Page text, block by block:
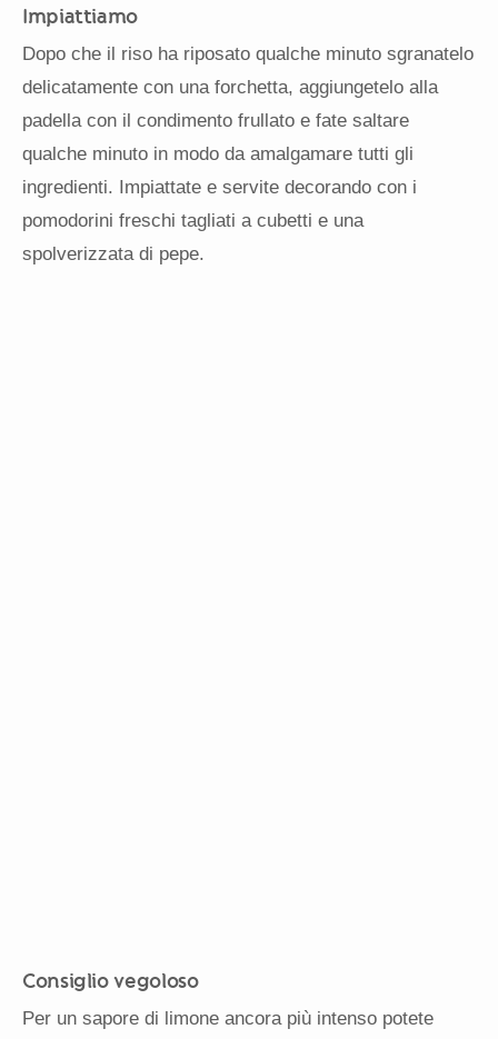
Impiattiamo
Dopo che il riso ha riposato qualche minuto sgranatelo
delicatamente con una forchetta, aggiungetelo alla
padella con il condimento frullato e fate saltare
qualche minuto in modo da amalgamare tutti gli
ingredienti. Impiattate e servite decorando con i
pomodorini freschi tagliati a cubetti e una
spolverizzata di pepe.
Consiglio vegoloso
Per un sapore di limone ancora più intenso potete